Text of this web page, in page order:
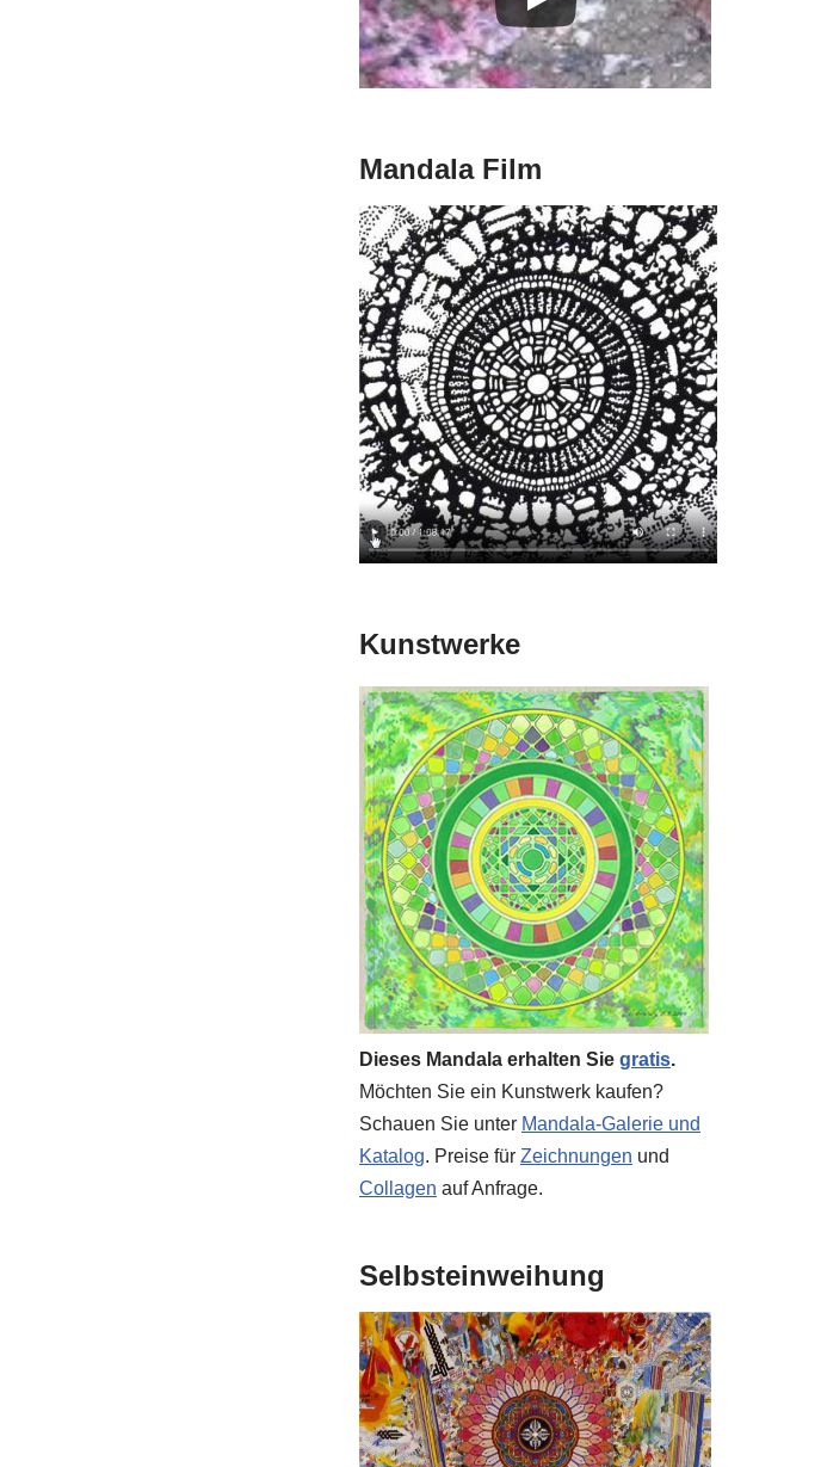
Mandala Film
Kunstwerke
Dieses Mandala erhalten Sie gratis.
Möchten Sie ein Kunstwerk kaufen?
Schauen Sie unter Mandala-Galerie und
Katalog. Preise für Zeichnungen und
Collagen auf Anfrage.
Selbsteinweihung